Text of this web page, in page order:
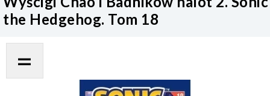
the Hedgehog. Tom 18